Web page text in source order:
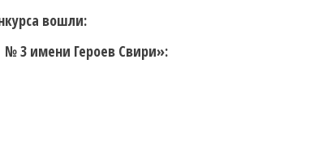
вошли:
3 имени Героев Свири»: